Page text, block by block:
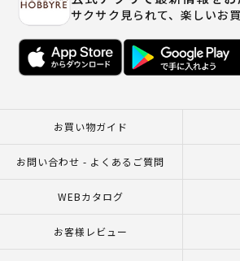
サクサク見られて、楽しいお
お買い物ガイド
お問い合わせ - よくあるご質問
WEBカタログ
お客様レビュー